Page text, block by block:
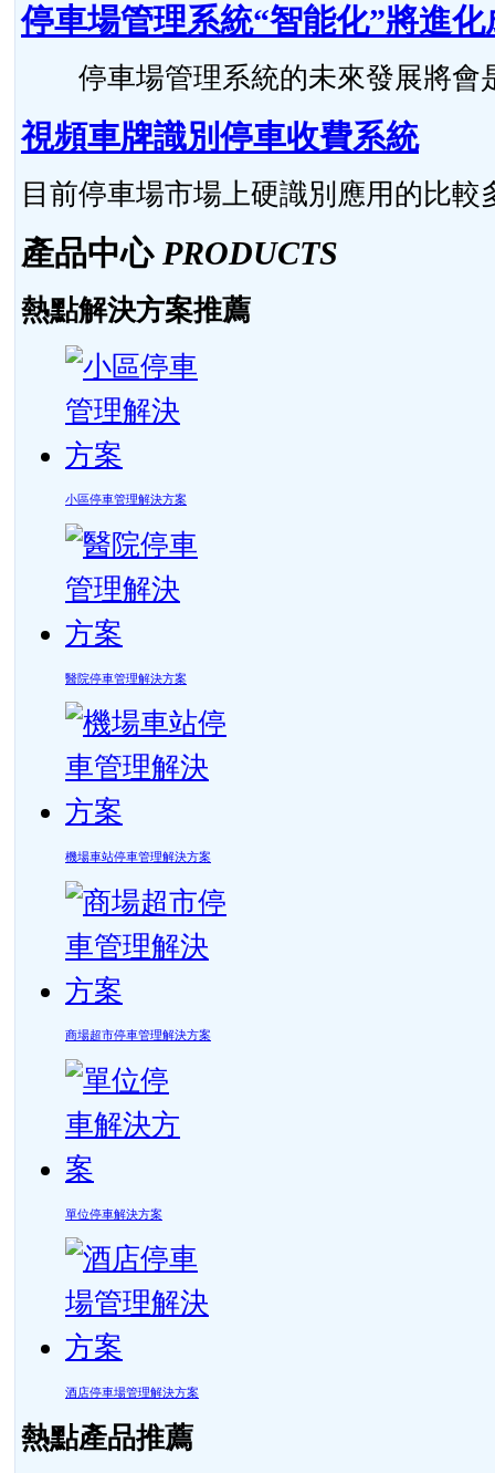
停車場管理系統“智能化”將進
停車場管理系統的未來發展將會
視頻車牌識別停車收費系統
目前停車場市場上硬識別應用的比
產品中心 PRODUCTS
熱點解決方案推薦
小區停車管理解決方案
醫院停車管理解決方案
機場車站停車管理解決方案
商場超市停車管理解決方案
單位停車解決方案
酒店停車場管理解決方案
熱點產品推薦